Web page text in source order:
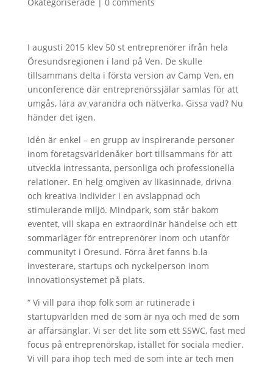
I augusti 2015 klev 50 st entreprenörer ifrån hela
Öresundsregionen i land på Ven. De skulle
tillsammans delta i första version av Camp Ven, en
unconference där entreprenörssjälar samlas för att
umgås, lära av varandra och nätverka. Gissa vad? Nu
händer det igen.
Idén är enkel – en grupp av inspirerande personer
inom företagsvärldenåker bort tillsammans för att
utveckla intressanta, personliga och professionella
relationer. En helg omgiven av likasinnade, drivna
och kreativa individer i en avslappnad och
stimulerande miljö. Mindpark, som står bakom
eventet, vill skapa en extraordinär händelse och ett
sommarläger för entreprenörer inom och utanför
communityt i Öresund. Förra året fanns b.la
investerare, startups och nyckelperson inom
innovationsystemet på plats.
“ Vi vill para ihop folk som är rutinerade i
startupvärlden med de som är nya och med de som
är affärsänglar. Vi ser det lite som ett SSWC, fast med
focus på entreprenörskap, istället för sociala medier.
Vi vill para ihop tech med de som inte är tech men